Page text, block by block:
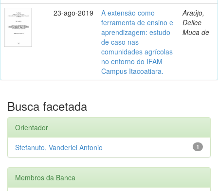
23-ago-2019
A extensão como
ferramenta de ensino e
aprendizagem: estudo
de caso nas
comunidades agrícolas
no entorno do IFAM
Campus Itacoatiara.
Araújo,
Deilce
Muca de
Busca facetada
Orientador
1
Stefanuto, Vanderlei Antonio
Membros da Banca